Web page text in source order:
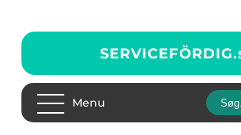
SERVICEFÖRDIG.
Menu